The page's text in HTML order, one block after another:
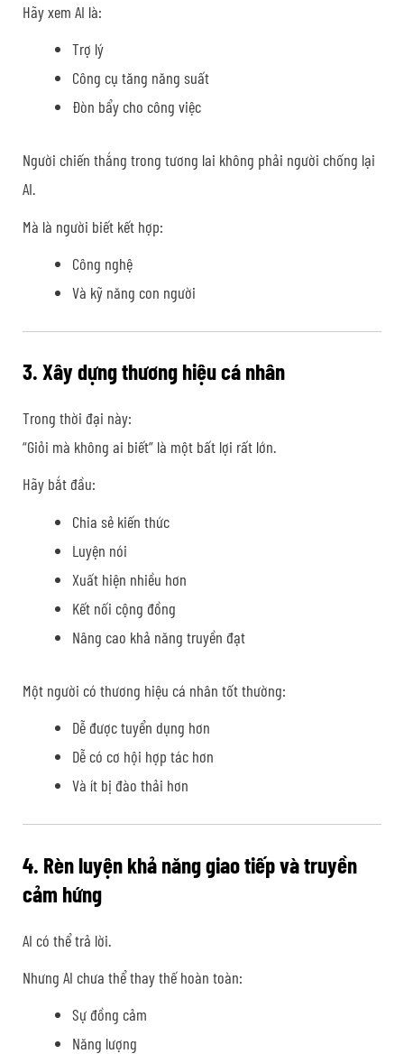
Hãy xem AI là:
Trợ lý
Công cụ tăng năng suất
Đòn bẩy cho công việc
Người chiến thắng trong tương lai không phải người chống lại
AI.
Mà là người biết kết hợp:
Công nghệ
Và kỹ năng con người
3. Xây dựng thương hiệu cá nhân
Trong thời đại này:
“Giỏi mà không ai biết” là một bất lợi rất lớn.
Hãy bắt đầu:
Chia sẻ kiến thức
Luyện nói
Xuất hiện nhiều hơn
Kết nối cộng đồng
Nâng cao khả năng truyền đạt
Một người có thương hiệu cá nhân tốt thường:
Dễ được tuyển dụng hơn
Dễ có cơ hội hợp tác hơn
Và ít bị đào thải hơn
4. Rèn luyện khả năng giao tiếp và truyền
cảm hứng
AI có thể trả lời.
Nhưng AI chưa thể thay thế hoàn toàn:
Sự đồng cảm
Năng lượng